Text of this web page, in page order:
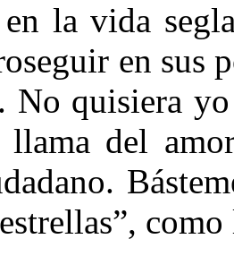
la vida
en sus
No quisiera
del